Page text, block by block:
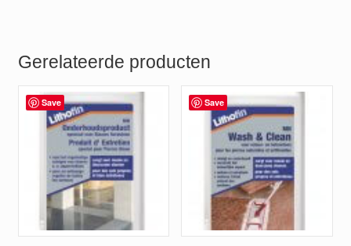
Gerelateerde producten
Save Save